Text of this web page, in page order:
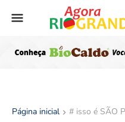
Página inicial # isso é SÃO